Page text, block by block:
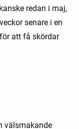
redan i maj,
senare i en
att få skördar
välsmakande